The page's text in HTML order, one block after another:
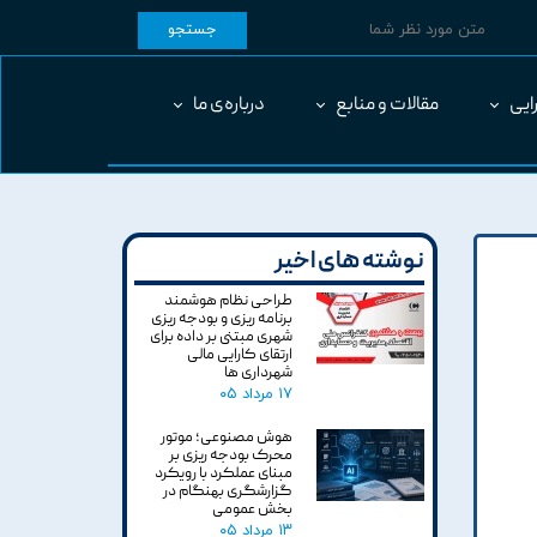
جستجو
مقالات و منابع درباره‌ی ما
نوشته های اخیر
طراحی نظام هوشمند
برنامه ریزی و بودجه ریزی
شهری مبتنی بر داده برای
ارتقای کارایی مالی
شهرداری ها
۱۷ مرداد ۰۵
هوش مصنوعی؛ موتور
محرک بودجه ریزی بر
مبنای عملکرد با رویکرد
گزارشگری بهنگام در
بخش عمومی
۱۳ مرداد ۰۵